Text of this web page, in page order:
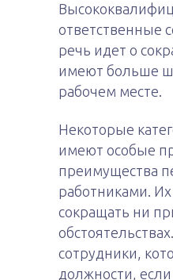
ответственные
речь идет о
имеют больше
рабочем месте.
Некоторые
имеют особые
преимущества
работниками. Их
сокращать ни
сотрудники,
должности,